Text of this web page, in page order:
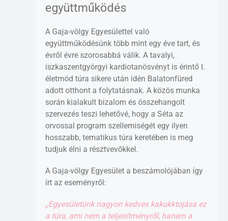
együttműködés
A Gaja-völgy Egyesülettel való
együttműködésünk több mint egy éve tart, és
évről évre szorosabbá válik. A tavalyi,
iszkaszentgyörgyi kardiotanösvényt is érintő I.
életmód túra sikere után idén Balatonfüred
adott otthont a folytatásnak. A közös munka
során kialakult bizalom és összehangolt
szervezés teszi lehetővé, hogy a Séta az
orvossal program szellemiségét egy ilyen
hosszabb, tematikus túra keretében is meg
tudjuk élni a résztvevőkkel.
A Gaja-völgy Egyesület a beszámolójában így
írt az eseményről:
„Egyesületünk nagyon kedves kakukktojása ez
a túra, ami nem a teljesítményről, hanem a